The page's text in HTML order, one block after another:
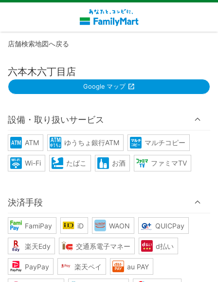
店舗検索地図へ戻る
六本木六丁目店
Google マップ
設備・取り扱いサービス
ATM ゆうちょ銀行ATM マルチコピー
Wi-Fi たばこ お酒 ファミマTV
決済手段
FamiPay iD WAON QUICPay
楽天Edy 交通系電子マネー d払い
PayPay 楽天ペイ au PAY